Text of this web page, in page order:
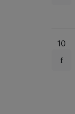
10